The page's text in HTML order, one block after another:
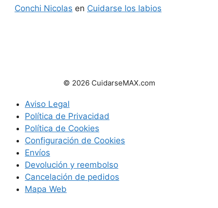
Conchi Nicolas en Cuidarse los labios
© 2026 CuidarseMAX.com
Aviso Legal
Política de Privacidad
Política de Cookies
Configuración de Cookies
Envíos
Devolución y reembolso
Cancelación de pedidos
Mapa Web